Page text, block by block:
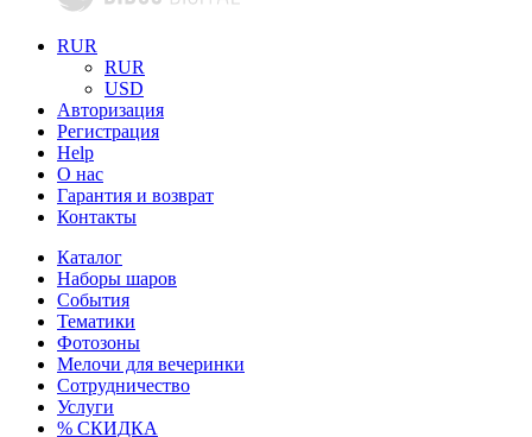
RUR
RUR
USD
Авторизация
Регистрация
Help
О нас
Гарантия и возврат
Контакты
Каталог
Наборы шаров
События
Тематики
Фотозоны
Мелочи для вечеринки
Сотрудничество
Услуги
% СКИДКА